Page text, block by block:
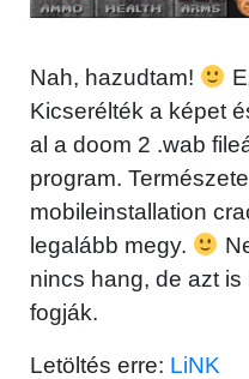
Nah, hazudtam!
Kicserélték a képet
al a doom 2 .wab
program.
mobileinstallation
legalább megy.
nincs hang, de azt
fogják.
Letöltés erre: LiNK